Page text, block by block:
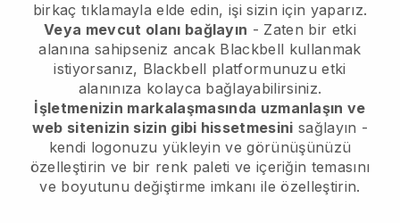
birkaç tıklamayla elde edin, işi sizin için yaparız.
Veya mevcut olanı bağlayın - Zaten bir etki
alanına sahipseniz ancak Blackbell kullanmak
istiyorsanız, Blackbell platformunuzu etki
alanınıza kolayca bağlayabilirsiniz.
İşletmenizin markalaşmasında uzmanlaşın ve
web sitenizin sizin gibi hissetmesini sağlayın -
kendi logonuzu yükleyin ve görünüşünüzü
özelleştirin ve bir renk paleti ve içeriğin temasını
ve boyutunu değiştirme imkanı ile özelleştirin.